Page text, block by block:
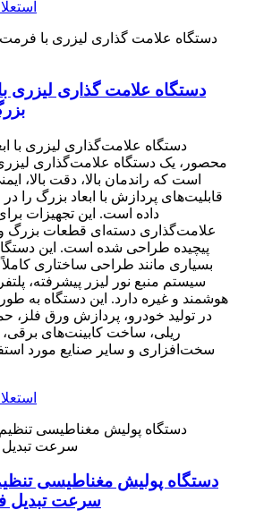
دستگاه علامت گذاری لیزری
دستگاه علامت‌گذاری لیزری با
محصور، یک دستگاه علامت‌گذاری
است که راندمان بالا، دقت بالا،
قابلیت‌های پردازش با ابعاد بزرگ را
داده است. این تجهیزات
علامت‌گذاری دسته‌ای قطعات بزرگ
پیچیده طراحی شده است. این
بسیاری مانند طراحی ساختاری
سیستم منبع نور لیزر پیشرفته،
هوشمند و غیره دارد. این دستگاه به
در تولید خودرو، پردازش ورق فلز،
ریلی، ساخت کابینت‌های برقی،
سخت‌افزاری و سایر صنایع مورد
دستگاه پولیش مغناطیسی
سرعت تبدیل